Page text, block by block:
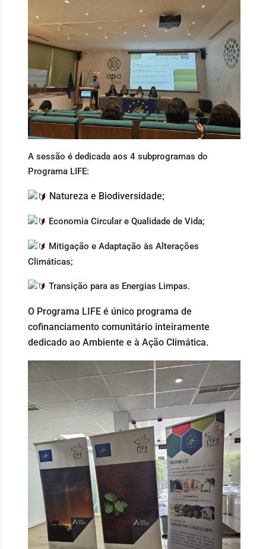
A sessão é dedicada aos 4 subprogramas do
Programa LIFE:
Natureza e Biodiversidade;
Economia Circular e Qualidade de Vida;
Mitigação e Adaptação às Alterações
Climáticas;
Transição para as Energias Limpas.
O Programa LIFE é único programa de
cofinanciamento comunitário inteiramente
dedicado ao Ambiente e à Ação Climática.